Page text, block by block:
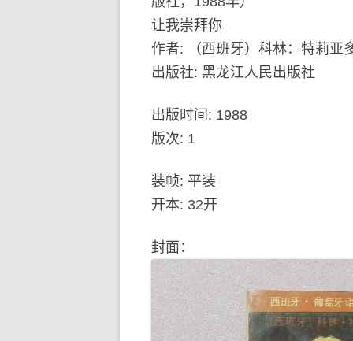
让我崇拜你
作者: （西班牙）科林：特莉亚
出版社: 黑龙江人民出版社
出版时间: 1988
版次: 1
装帧: 平装
开本: 32开
封面：